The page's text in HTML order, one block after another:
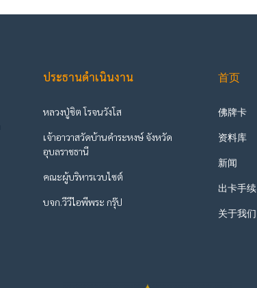
ประธานดำเนินงาน
หลวงปู่ชิต โรจนวังโส
เจ้าอาวาสวัดบ้านคำระหงษ์ จังหวัด
อุบลราชธานี
คณะผู้บริหารเวบไซต์
บจก.วีวีไอพีพระ กรุ๊ป
首页
佛牌卡
资料库
新闻
出卡手续
关于我们